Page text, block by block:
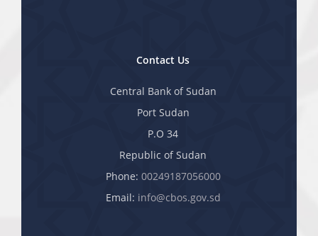
Contact Us
Central Bank of Sudan
Port Sudan
P.O 34
Republic of Sudan
Phone: 00249187056000
Email: info@cbos.gov.sd